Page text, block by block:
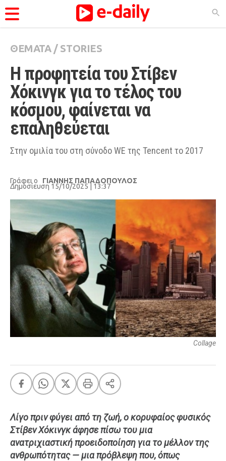
ΚΑΤΗΓΟΡΊΕΣ
Ειδήσεις
Θέματα
Videos
Podcasts
Viral
City Guide
Pop Culture
Agenda
FEEDS
Πάσχα Eurovision
Summer
OMG LOL
Xmas
LIFE
Food
Body+Mind
ΘΕΜΑΤΑ/ STORIES
Η προφητεία του Στίβεν
Χόκινγκ για το τέλος του
κόσμου, φαίνεται να
επαληθεύεται
Στην ομιλία του στη σύνοδο WE της Tencent το 2017
Γράφει ο ΓΙΑΝΝΗΣ ΠΑΠΑΔΟΠΟΥΛΟΣ
Δημοσίευση 15/10/2025 | 13:37
Collage
Λίγο πριν φύγει από τη ζωή, ο κορυφαίος φυσικός
Στίβεν Χόκινγκ άφησε πίσω του μια
ανατριχιαστική προειδοποίηση για το μέλλον της
ανθρωπότητας — μια πρόβλεψη που, όπως